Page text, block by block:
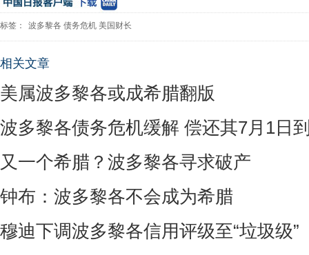
标签： 波多黎各 债务危机 美国财长
相关文章
美属波多黎各或成希腊翻版
波多黎各债务危机缓解 偿还其7月1日
又一个希腊？波多黎各寻求破产
钟布：波多黎各不会成为希腊
穆迪下调波多黎各信用评级至“垃圾级”